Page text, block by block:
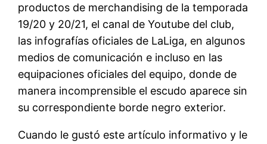
productos de merchandising de la temporada
19/20 y 20/21, el canal de Youtube del club,
las infografías oficiales de LaLiga, en algunos
medios de comunicación e incluso en las
equipaciones oficiales del equipo, donde de
manera incomprensible el escudo aparece sin
su correspondiente borde negro exterior.
Cuando le gustó este artículo informativo y le